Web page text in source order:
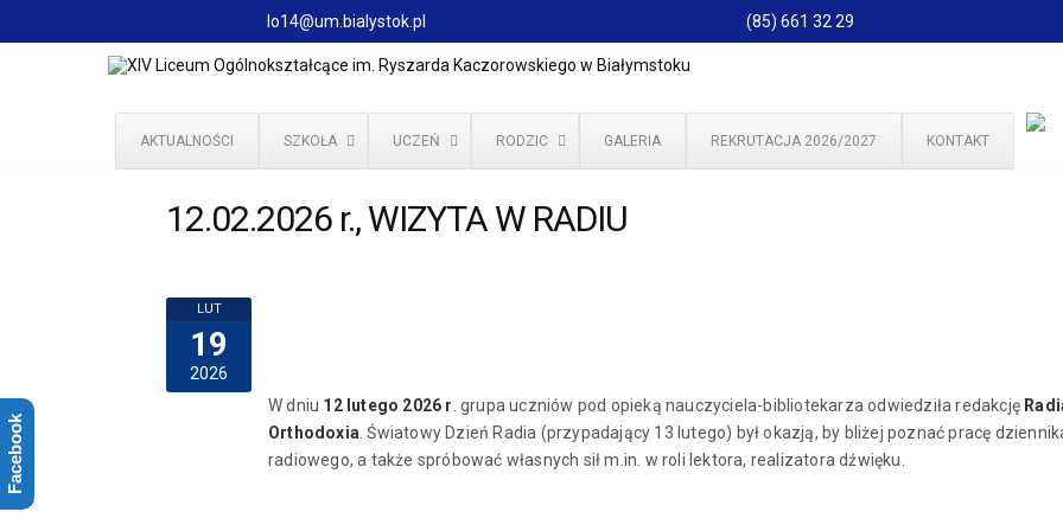
lo14@um.bialystok.pl (85) 661 32 29
AKTUALNOŚCI SZKOŁA UCZEŃ RODZIC GALERIA REKRUTACJA 2026/2027 KONTAKT
12.02.2026 r., WIZYTA W RADIU
LUT
19
2026
W dniu 12 lutego 2026 r . grupa uczniów pod opieką nauczyciela-bibliotekarza odwiedziła redakcję
Orthodoxia . Światowy Dzień Radia (przypadający 13 lutego) był okazją, by bliżej poznać pracę
radiowego, a także spróbować własnych sił m.in. w roli lektora, realizatora dźwięku.
Facebook